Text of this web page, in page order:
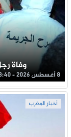
وفاة
8 أغسطس 2026 - 13:40
أخبار المغرب